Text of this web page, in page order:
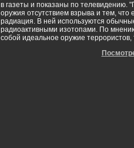
в газеты и показаны по телевидению.
оружия отсутствием взрыва и тем,
радиация. В ней используются
радиоактивными изотопами. По
собой идеальное оружие террористов,